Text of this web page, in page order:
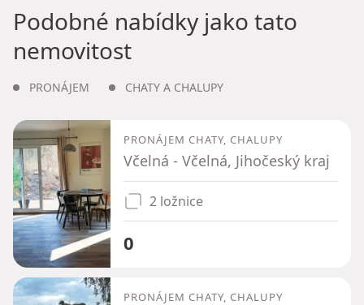
Podobné nabídky jako tato
nemovitost
PRONÁJEM CHATY A CHALUPY
PRONÁJEM CHATY, CHALUPY
Včelná - Včelná, Jihočeský kraj
2 ložnice
0
PRONÁJEM CHATY, CHALUPY